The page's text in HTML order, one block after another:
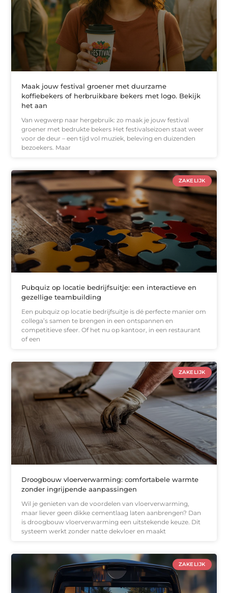
Maak jouw festival groener met duurzame
koffiebekers of herbruikbare bekers met logo. Bekijk
het aan
Van wegwerp naar hergebruik: zo maak je jouw festival
groener met bedrukte bekers Het festivalseizoen staat weer
voor de deur – een tijd vol muziek, beleving en duizenden
bezoekers. Maar
ZAKELIJK
Pubquiz op locatie bedrijfsuitje: een interactieve en
gezellige teambuilding
Een pubquiz op locatie bedrijfsuitje is dé perfecte manier om
collega’s samen te brengen in een ontspannen en
competitieve sfeer. Of het nu op kantoor, in een restaurant
of een
ZAKELIJK
Droogbouw vloerverwarming: comfortabele warmte
zonder ingrijpende aanpassingen
Wil je genieten van de voordelen van vloerverwarming,
maar liever geen dikke cementlaag laten aanbrengen? Dan
is droogbouw vloerverwarming een uitstekende keuze. Dit
systeem werkt zonder natte dekvloer en maakt
ZAKELIJK